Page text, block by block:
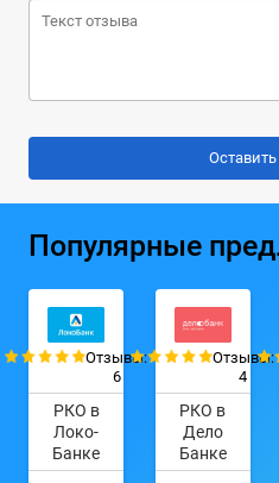
Популярные
Отзывы:
6
РКО в
Локо-
Банке
Отзывы:
4
РКО в
Дело
Банке